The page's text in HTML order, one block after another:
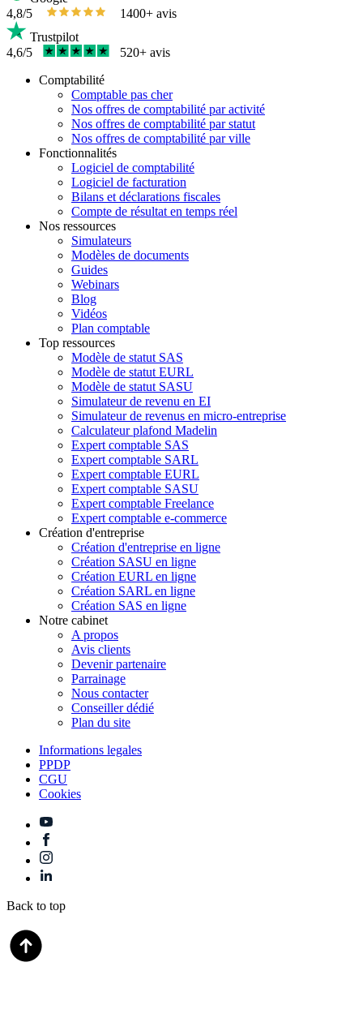
4,8/5
1400+ avis
Trustpilot
4,6/5
520+ avis
Comptabilité
Comptable pas cher
Nos offres de comptabilité par activité
Nos offres de comptabilité par statut
Nos offres de comptabilité par ville
Fonctionnalités
Logiciel de comptabilité
Logiciel de facturation
Bilans et déclarations fiscales
Compte de résultat en temps réel
Nos ressources
Simulateurs
Modèles de documents
Guides
Webinars
Blog
Vidéos
Plan comptable
Top ressources
Modèle de statut SAS
Modèle de statut EURL
Modèle de statut SASU
Simulateur de revenu en EI
Simulateur de revenus en micro-entreprise
Calculateur plafond Madelin
Expert comptable SAS
Expert comptable SARL
Expert comptable EURL
Expert comptable SASU
Expert comptable Freelance
Expert comptable e-commerce
Création d'entreprise
Création d'entreprise en ligne
Création SASU en ligne
Création EURL en ligne
Création SARL en ligne
Création SAS en ligne
Notre cabinet
A propos
Avis clients
Devenir partenaire
Parrainage
Nous contacter
Conseiller dédié
Plan du site
Informations legales
PPDP
CGU
Cookies
Back to top